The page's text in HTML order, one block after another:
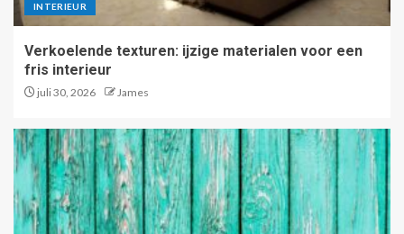
INTERIEUR
Verkoelende texturen: ijzige materialen voor een
fris interieur
juli 30, 2026 James